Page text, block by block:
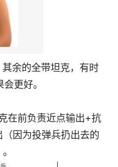
余的全带坦克，有时
更好。
在前负责近点输出+抗
因为投弹兵扔出去的